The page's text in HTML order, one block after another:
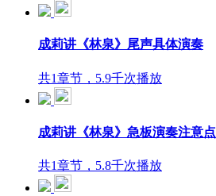
成莉讲《林泉》尾声具体演奏
共1章节，5.9千次播放
成莉讲《林泉》急板演奏注意点
共1章节，5.8千次播放